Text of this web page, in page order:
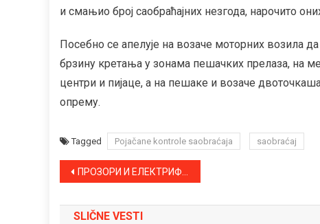
и смањио број саобраћајних незгода, нарочито
Посебно се апелује на возаче моторних возила
брзину кретања у зонама пешачких прелаза, на
центри и пијаце, а на пешаке и возаче
опрему.
Tagged Pojačane kontrole saobraćaja saobraćaj
Kretanje
članka
ПРОЗОРИ И ЕЛЕКТРИФИКАЦИЈА ЗА ХРАМ У ПРИГРЕВИЦИ
SLIČNE VESTI